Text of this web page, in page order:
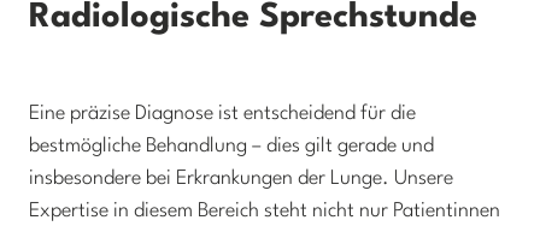
Radiologische Sprechstunde
Eine präzise Diagnose ist entscheidend für die
bestmögliche Behandlung – dies gilt gerade und
insbesondere bei Erkrankungen der Lunge. Unsere
Expertise in diesem Bereich steht nicht nur Patientinnen